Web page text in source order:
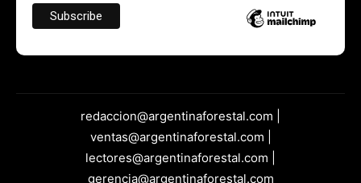
redaccion@argentinaforestal.com |
ventas@argentinaforestal.com |
lectores@argentinaforestal.com |
gerencia@argentinaforestal.com